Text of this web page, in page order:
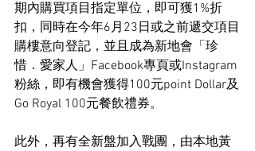
期內購買項目指定單位，即可獲1%折
扣，同時在今年6月23日或之前遞交項目
購樓意向登記，並且成為新地會「珍
惜．愛家人」Facebook專頁或Instagram
粉絲，即有機會獲得100元point Dollar及
Go Royal 100元餐飲禮券。
此外，再有全新盤加入戰團，由本地黃